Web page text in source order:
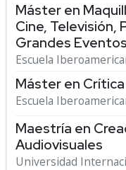
Máster en
Cine, Televisión,
Grandes Eventos
Escuela
Máster en
Escuela
Maestría en
Audiovisuales
Universidad